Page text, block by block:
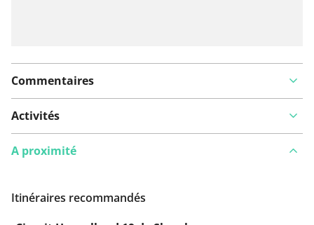
Commentaires
Activités
A proximité
Itinéraires recommandés